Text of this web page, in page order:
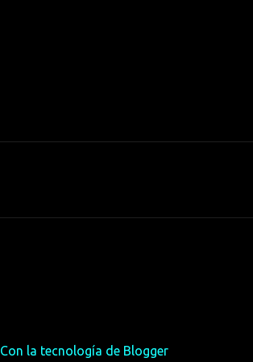
Con la tecnología de Blogger